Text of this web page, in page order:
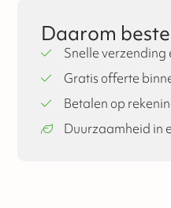
Daarom
Snelle
Gratis offerte
Betalen op
Duurzaamheid in